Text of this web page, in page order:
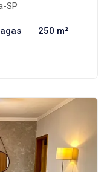
SP
250 m²